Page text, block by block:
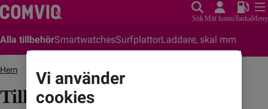
SökMitt kontoTankaMeny
Alla tillbehörSmartwatchesSurfplattorLaddare, skal mm
Hem Tillbehör
Tillbehör
Vi använder
cookies